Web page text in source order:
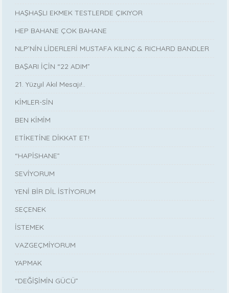
HAŞHAŞLI EKMEK TESTLERDE ÇIKIYOR
HEP BAHANE ÇOK BAHANE
NLP’NİN LİDERLERİ MUSTAFA KILINÇ & RICHARD BANDLER
BAŞARI İÇİN “22 ADIM”
21. Yüzyıl Akıl Mesajı!..
KİMLER-SİN
BEN KİMİM
ETİKETİNE DİKKAT ET!
“HAPİSHANE”
SEVİYORUM
YENİ BİR DİL İSTİYORUM
SEÇENEK
İSTEMEK
VAZGEÇMİYORUM
YAPMAK
“DEĞİŞİMİN GÜCÜ”